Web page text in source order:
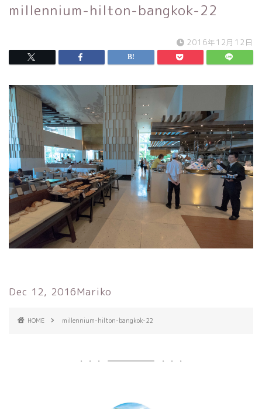
millennium-hilton-bangkok-22
2016年12月12日
Dec 12, 2016Mariko
HOME millennium-hilton-bangkok-22